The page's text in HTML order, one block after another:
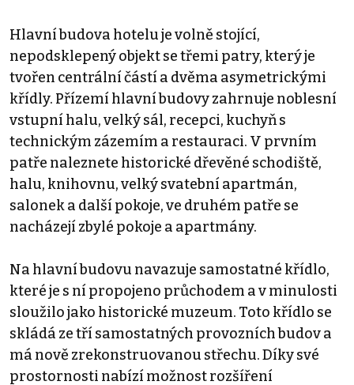
Hlavní budova hotelu je volně stojící,
nepodsklepený objekt se třemi patry, který je
tvořen centrální částí a dvěma asymetrickými
křídly. Přízemí hlavní budovy zahrnuje noblesní
vstupní halu, velký sál, recepci, kuchyň s
technickým zázemím a restauraci. V prvním
patře naleznete historické dřevěné schodiště,
halu, knihovnu, velký svatební apartmán,
salonek a další pokoje, ve druhém patře se
nacházejí zbylé pokoje a apartmány.
Na hlavní budovu navazuje samostatné křídlo,
které je s ní propojeno průchodem a v minulosti
sloužilo jako historické muzeum. Toto křídlo se
skládá ze tří samostatných provozních budov a
má nově zrekonstruovanou střechu. Díky své
prostornosti nabízí možnost rozšíření